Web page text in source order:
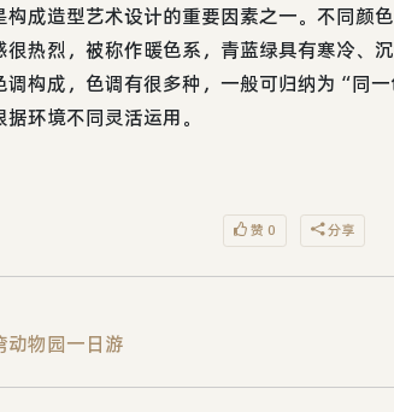
构成造型艺术设计的重要因素之一。不同颜
很热烈，被称作暖色系，青蓝绿具有寒冷、
调构成，色调有很多种，一般可归纳为“同
环境不同灵活运用。
赞 0 分享
动物园一日游